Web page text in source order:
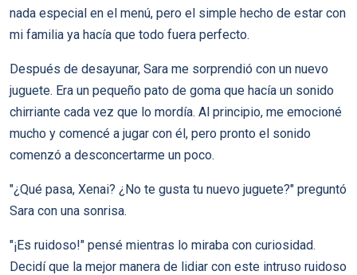
nada especial en el menú, pero el simple hecho de estar con
mi familia ya hacía que todo fuera perfecto.
Después de desayunar, Sara me sorprendió con un nuevo
juguete. Era un pequeño pato de goma que hacía un sonido
chirriante cada vez que lo mordía. Al principio, me emocioné
mucho y comencé a jugar con él, pero pronto el sonido
comenzó a desconcertarme un poco.
"¿Qué pasa, Xenai? ¿No te gusta tu nuevo juguete?" preguntó
Sara con una sonrisa.
"¡Es ruidoso!" pensé mientras lo miraba con curiosidad.
Decidí que la mejor manera de lidiar con este intruso ruidoso